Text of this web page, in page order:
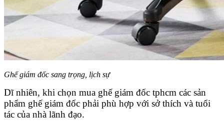
Ghế giám đốc sang trọng, lịch sự
Dĩ nhiên, khi chọn mua ghế giám đốc tphcm các sản
phẩm ghế giám đốc phải phù hợp với sở thích và tuổi
tác của nhà lãnh đạo.